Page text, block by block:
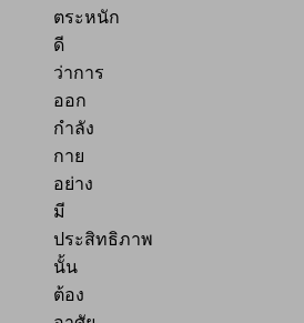
ตระหนัก
ดี
ว่าการ
ออก
กำลัง
กาย
อย่าง
มี
ประสิทธิภาพ
นั้น
ต้อง